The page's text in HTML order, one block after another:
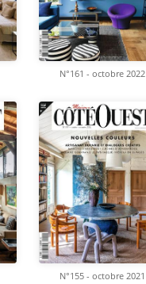
N°161 - octobre 2022
N°155 - octobre 2021